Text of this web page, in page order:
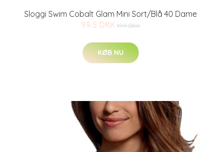
Sloggi Swim Cobalt Glam Mini Sort/Blå 40 Dame
99.5 DKK 199 DKK
KØB NU